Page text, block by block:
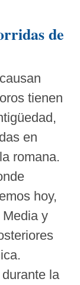
de
tienen
en
romana.
hoy,
y
la